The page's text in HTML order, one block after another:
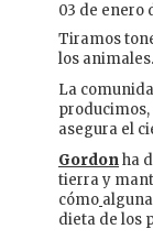
03 de enero
Tiramos
los
La
asegura el
Gordonha
tierra y
cómo
dieta de los